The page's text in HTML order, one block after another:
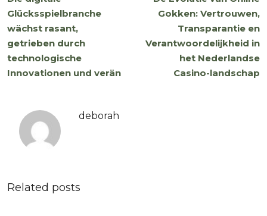
Glücksspielbranche
wächst rasant,
getrieben durch
technologische
Innovationen und verän
Gokken: Vertrouwen,
Transparantie en
Verantwoordelijkheid in
het Nederlandse
Casino-landschap
deborah
Related posts